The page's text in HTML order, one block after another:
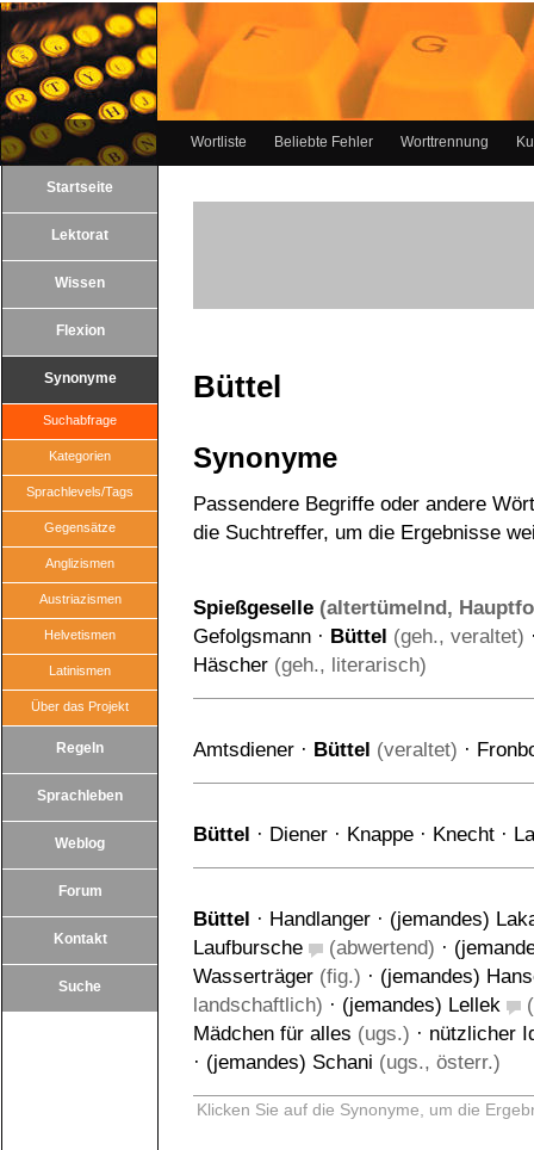
Wortliste Beliebte Fehler Worttrennung
Startseite
Lektorat
Wissen
Flexion
Synonyme
Suchabfrage
Kategorien
Sprachlevels/Tags
Gegensätze
Anglizismen
Austriazismen
Helvetismen
Latinismen
Über das Projekt
Regeln
Sprachleben
Weblog
Forum
Kontakt
Suche
Büttel
Synonyme
Passendere Begriffe oder andere
die Suchtreffer, um die Ergebnisse
Spießgeselle (altertümelnd,
Gefolgsmann · Büttel (geh., veraltet)
Häscher (geh., literarisch)
Amtsdiener · Büttel (veraltet) ·
Büttel · Diener · Knappe · Knecht ·
Büttel · Handlanger · (jemandes)
Laufbursche
(abwertend) ·
Wasserträger (fig.) · (jemandes)
landschaftlich) · (jemandes) Lellek
Mädchen für alles (ugs.) · nützlicher
· (jemandes) Schani (ugs., österr.)
Klicken Sie auf die Synonyme, um die